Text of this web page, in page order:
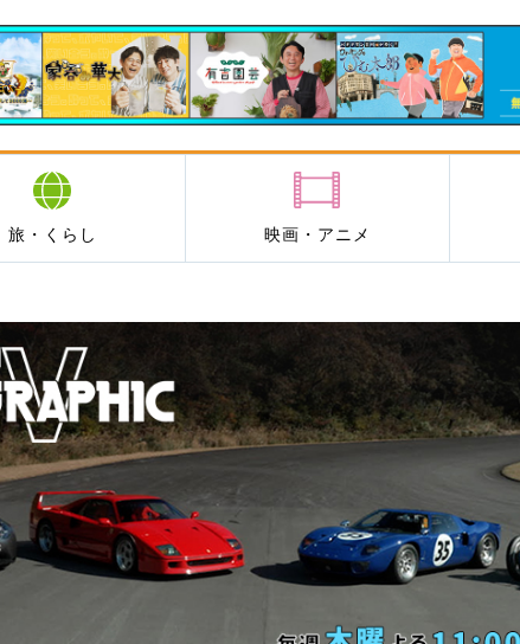
旅・くらし 映画・アニメ